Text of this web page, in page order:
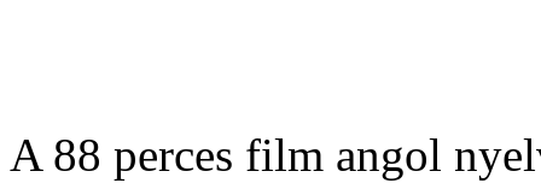
A 88 perces film angol